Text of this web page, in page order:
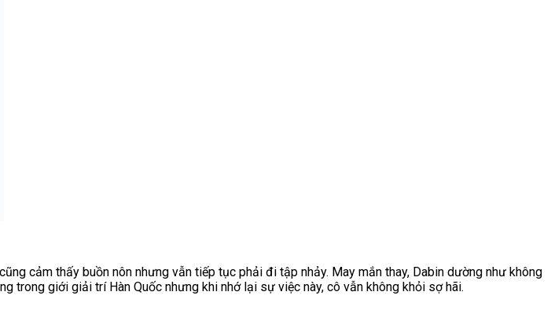
cảm thấy buồn nôn nhưng vẫn tiếp tục phải đi tập nhảy. May mắn thay, Dabin dường như không
trong giới giải trí Hàn Quốc nhưng khi nhớ lại sự việc này, cô vẫn không khỏi sợ hãi.